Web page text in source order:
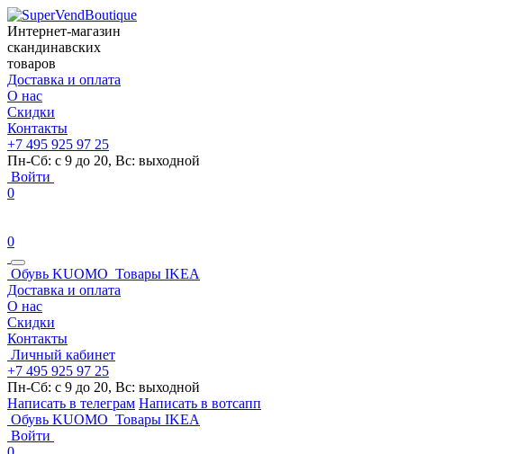
Интернет-магазин
скандинавских
товаров
Доставка и оплата
О нас
Скидки
Контакты
+7 495 925 97 25
Пн-Сб: с 9 до 20, Вс: выходной
Войти
0
0
Обувь KUOMO Товары IKEA
Доставка и оплата
О нас
Скидки
Контакты
Личный кабинет
+7 495 925 97 25
Пн-Сб: с 9 до 20, Вс: выходной
Написать в телеграм Написать в вотсапп
Обувь KUOMO Товары IKEA
Войти